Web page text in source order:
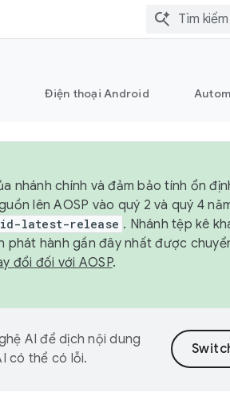
Điện thoại Android
nhánh chính và đảm bảo tính ổn
lên AOSP vào quý 2 và quý 4
latest-release . Nhánh tệp kê
phát hành gần đây nhất được
đổi đối với AOSP.
AI để dịch nội dung
có thể có lỗi.